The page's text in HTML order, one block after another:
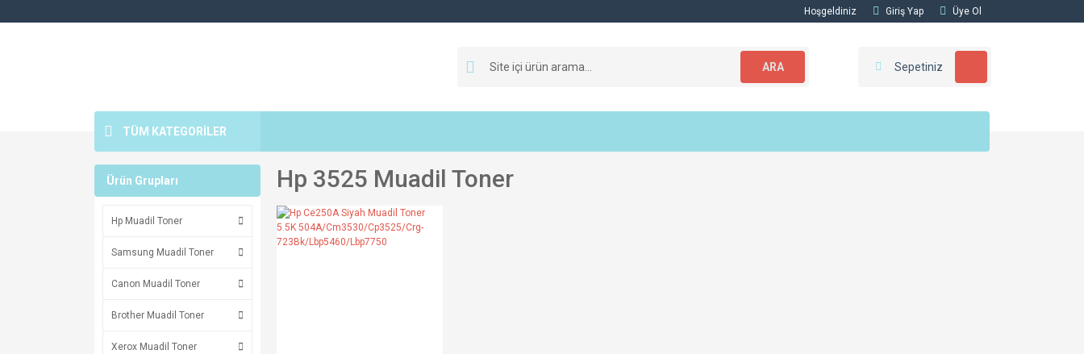
Hoşgeldiniz Giriş Yap Üye Ol
ARA Sepetiniz
TÜM KATEGORİLER
Ürün Grupları
Hp Muadil Toner
Samsung Muadil Toner
Canon Muadil Toner
Brother Muadil Toner
Xerox Muadil Toner
Hp 3525 Muadil Toner